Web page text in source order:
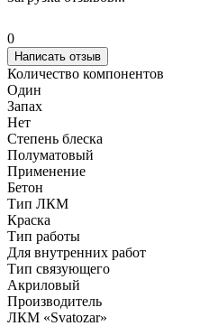
0
Написать отзыв
Количество компонентов
Один
Запах
Нет
Степень блеска
Полуматовый
Применение
Бетон
Тип ЛКМ
Краска
Тип работы
Для внутренних работ
Тип связующего
Акриловый
Производитель
ЛКМ «Svatozar»